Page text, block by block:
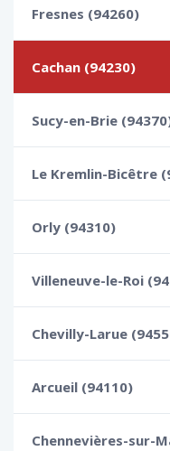
Fresnes (94260)
Cachan (94230)
Sucy-en-Brie
Le Kremlin-Bicêtre
Orly (94310)
Villeneuve-le-Roi
Chevilly-Larue
Arcueil (94110)
Chennevières-sur-